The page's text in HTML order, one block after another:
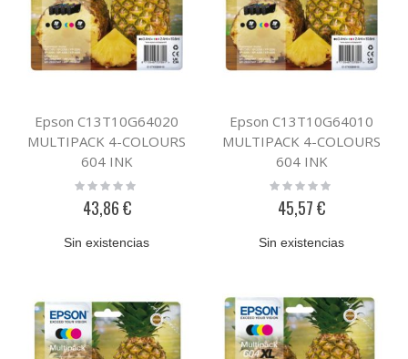
Epson C13T10G64020
MULTIPACK 4-COLOURS
604 INK
Rating:
43,86 €
Sin existencias
Epson C13T10G64010
MULTIPACK 4-COLOURS
604 INK
Rating:
45,57 €
Sin existencias